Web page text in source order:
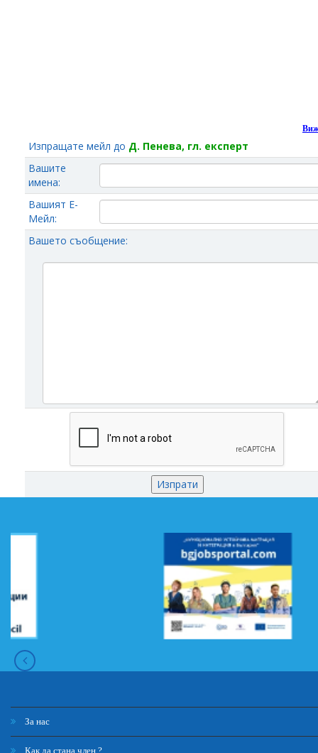
Изпращате мейл до Д. Пенева, гл. експерт
Вашите
имена:
Вашият Е-
Мейл:
Вашето съобщение:
За нас
Как да стана член ?